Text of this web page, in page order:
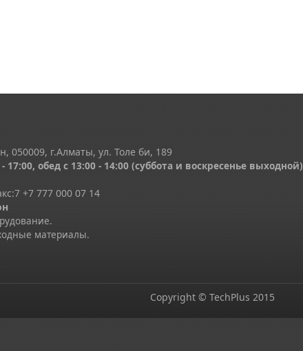
050009, г.Алматы, ул. Толе би, 189
обед с 13:00 - 14:00 (суббота и воскресенье выходной)
7 +7 777 000 07 14
материалы.
Copyright © TechPlus 2015